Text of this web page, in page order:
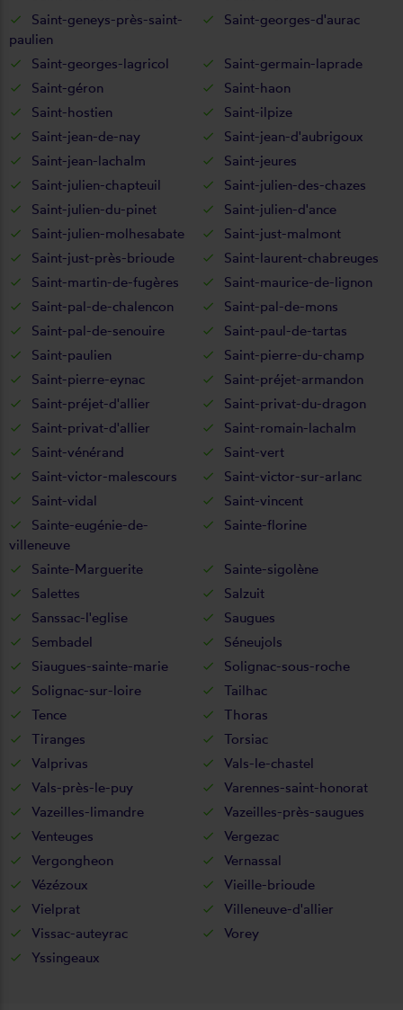
Saint-geneys-près-saint-
paulien
Saint-georges-d'aurac
Saint-georges-lagricol
Saint-germain-laprade
Saint-géron
Saint-haon
Saint-hostien
Saint-ilpize
Saint-jean-de-nay
Saint-jean-d'aubrigoux
Saint-jean-lachalm
Saint-jeures
Saint-julien-chapteuil
Saint-julien-des-chazes
Saint-julien-du-pinet
Saint-julien-d'ance
Saint-julien-molhesabate
Saint-just-malmont
Saint-just-près-brioude
Saint-laurent-chabreuges
Saint-martin-de-fugères
Saint-maurice-de-lignon
Saint-pal-de-chalencon
Saint-pal-de-mons
Saint-pal-de-senouire
Saint-paul-de-tartas
Saint-paulien
Saint-pierre-du-champ
Saint-pierre-eynac
Saint-préjet-armandon
Saint-préjet-d'allier
Saint-privat-du-dragon
Saint-privat-d'allier
Saint-romain-lachalm
Saint-vénérand
Saint-vert
Saint-victor-malescours
Saint-victor-sur-arlanc
Saint-vidal
Saint-vincent
Sainte-eugénie-de-
villeneuve
Sainte-florine
Sainte-Marguerite
Sainte-sigolène
Salettes
Salzuit
Sanssac-l'eglise
Saugues
Sembadel
Séneujols
Siaugues-sainte-marie
Solignac-sous-roche
Solignac-sur-loire
Tailhac
Tence
Thoras
Tiranges
Torsiac
Valprivas
Vals-le-chastel
Vals-près-le-puy
Varennes-saint-honorat
Vazeilles-limandre
Vazeilles-près-saugues
Venteuges
Vergezac
Vergongheon
Vernassal
Vézézoux
Vieille-brioude
Vielprat
Villeneuve-d'allier
Vissac-auteyrac
Vorey
Yssingeaux